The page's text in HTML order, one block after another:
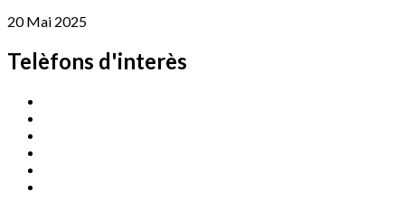
20 Mai 2025
Telèfons d'interès